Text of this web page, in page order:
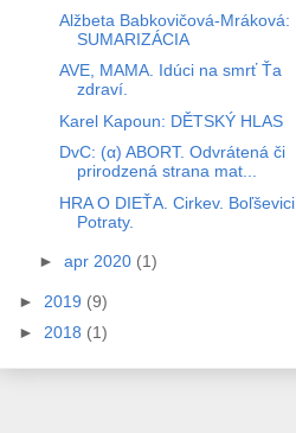
Alžbeta Babkovičová-Mráková:
SUMARIZÁCIA
AVE, MAMA. Idúci na smrť Ťa
zdraví.
Karel Kapoun: DĚTSKÝ HLAS
DvC: (α) ABORT. Odvrátená či
prirodzená strana mat...
HRA O DIEŤA. Cirkev. Boľševici.
Potraty.
► apr 2020 (1)
► 2019 (9)
► 2018 (1)